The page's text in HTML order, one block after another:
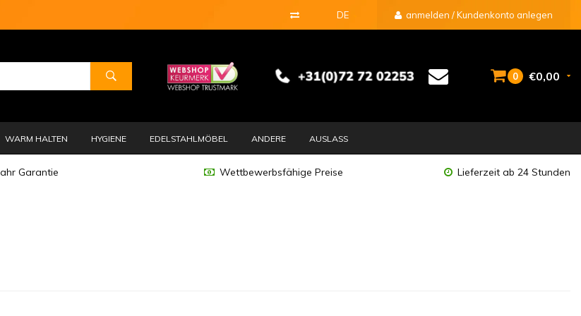
DE anmelden / Kundenkonto anlegen
0 €0,00
WARM HALTEN HYGIENE EDELSTAHLMÖBEL ANDERE AUSLASS
Garantie Wettbewerbsfähige Preise Lieferzeit ab 24 Stunden